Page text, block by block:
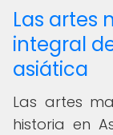
Las artes
integral
asiática
Las artes
historia en